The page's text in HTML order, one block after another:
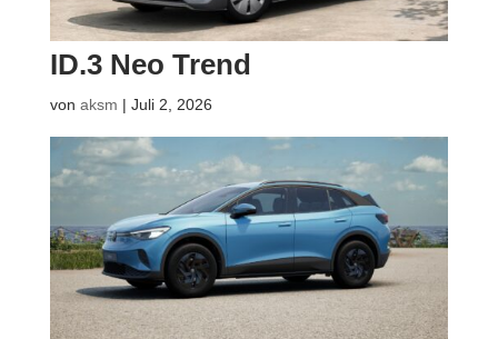
ID.3 Neo Trend
von aksm | Juli 2, 2026